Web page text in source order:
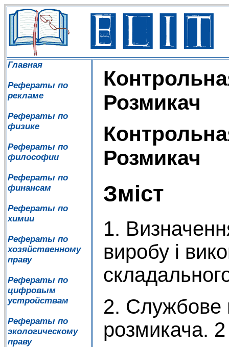
Главная
Рефераты по
рекламе
Рефераты по
физике
Рефераты по
философии
Рефераты по
финансам
Рефераты по
химии
Рефераты по
хозяйственному
праву
Рефераты по
цифровым
устройствам
Рефераты по
экологическому
праву
Розмикач
Розмикач
Зміст
1.
виробу і
2. Службове
розмикача. 2